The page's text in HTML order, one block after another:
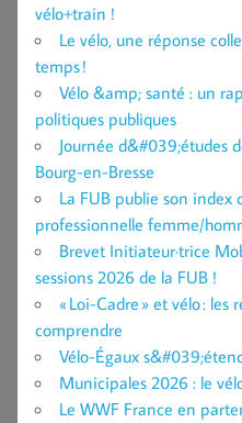
vélo+train !
Le vélo, une réponse
temps !
Vélo &amp; santé : un
politiques publiques
Journée d&#039;études
Bourg-en-Bresse
La FUB publie son index
professionnelle femme/
Brevet Initiateur·trice
sessions 2026 de la FUB !
« Loi-Cadre » et vélo : les
comprendre
Vélo-Égaux
Municipales 2026 : le
Le WWF France en